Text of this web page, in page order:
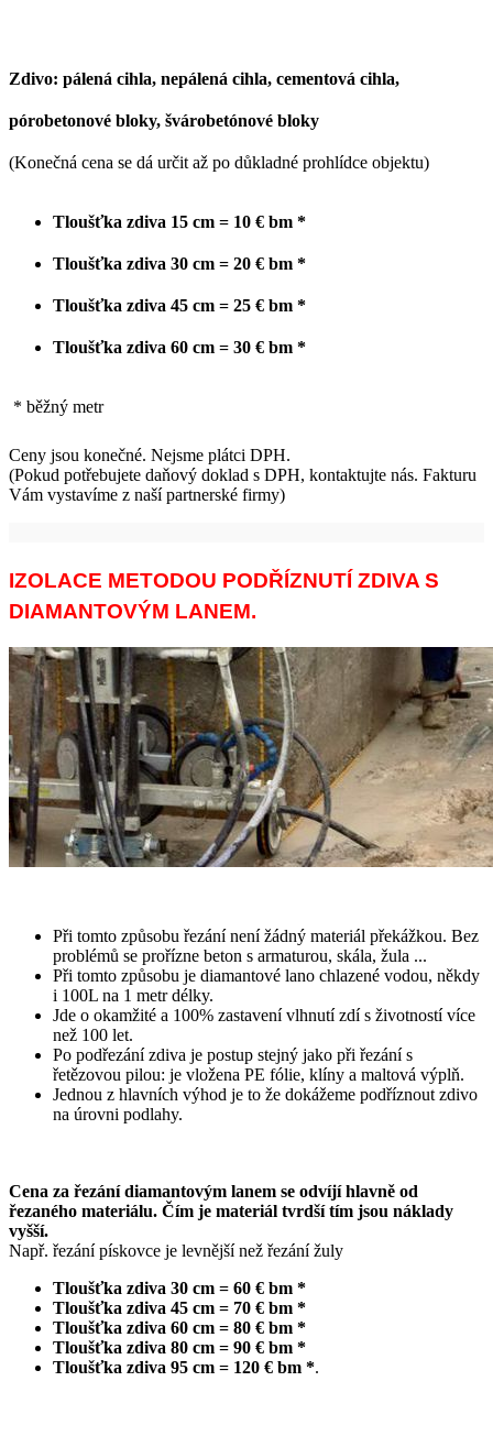
Zdivo: pálená cihla, nepálená cihla, cementová cihla,
pórobetonové bloky, švárobetónové bloky
(Konečná cena se dá určit až po důkladné prohlídce objektu)
Tloušťka zdiva 15 cm = 10 € bm *
Tloušťka zdiva 30 cm = 20 € bm *
Tloušťka zdiva 45 cm = 25 € bm *
Tloušťka zdiva 60 cm = 30 € bm *
* běžný metr
Ceny jsou konečné. Nejsme plátci DPH.
(Pokud potřebujete daňový doklad s DPH, kontaktujte nás. Fakturu
Vám vystavíme z naší partnerské firmy)
IZOLACE METODOU PODŘÍZNUTÍ ZDIVA S
DIAMANTOVÝM LANEM.
Při tomto způsobu řezání není žádný materiál překážkou. Bez
problémů se prořízne beton s armaturou, skála, žula ...
Při tomto způsobu je diamantové lano chlazené vodou, někdy
i 100L na 1 metr délky.
Jde o okamžité a 100% zastavení vlhnutí zdí s životností více
než 100 let.
Po podřezání zdiva je postup stejný jako při řezání s
řetězovou pilou: je vložena PE fólie, klíny a maltová výplň.
Jednou z hlavních výhod je to že dokážeme podříznout zdivo
na úrovni podlahy.
Cena za řezání diamantovým lanem se odvíjí hlavně od
řezaného materiálu. Čím je materiál tvrdší tím jsou náklady
vyšší.
Např. řezání pískovce je levnější než řezání žuly
Tloušťka zdiva 30 cm = 60 € bm *
Tloušťka zdiva 45 cm = 70 € bm *
Tloušťka zdiva 60 cm = 80 € bm *
Tloušťka zdiva 80 cm = 90 € bm *
Tloušťka zdiva 95 cm = 120 € bm *.